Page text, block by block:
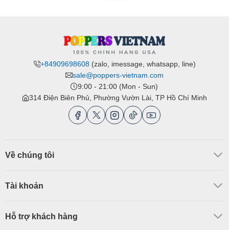
+84909698608(zalo, imessage, whatsapp, line)
sale@poppers-vietnam.com
9:00 - 21:00 (Mon - Sun)
314 Điện Biên Phủ, Phường Vườn Lài, TP Hồ Chí Minh
Về chúng tôi
Tài khoản
Hỗ trợ khách hàng